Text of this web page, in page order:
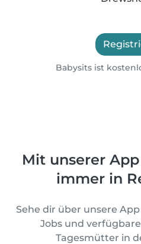
Babysits ist
Mit unserer
immer in
Sehe dir über unsere
Jobs und
Tagesmütter in